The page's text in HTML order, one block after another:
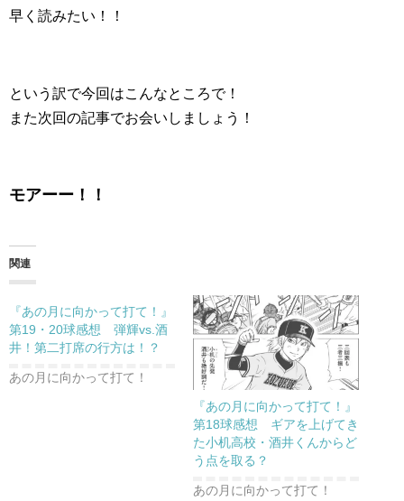
早く読みたい！！
という訳で今回はこんなところで！
また次回の記事でお会いしましょう！
モアーー！！
関連
『あの月に向かって打て！』
第19・20球感想 弾輝vs.酒
井！第二打席の行方は！？
あの月に向かって打て！
『あの月に向かって打て！』
第18球感想 ギアを上げてき
た小机高校・酒井くんからど
う点を取る？
あの月に向かって打て！